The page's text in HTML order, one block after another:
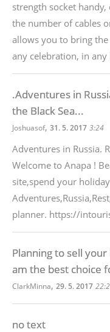
strength socket
the number of cables
allows you to bring
any celebration, in
.Adventures in
the Black Sea...
Joshuasof, 31. 5. 2017 3:24
Adventures in Russia.
Welcome to Anapa !
site,spend your
planner. https://
Planning to sell
am the best choice
ClarkMinna, 29. 5. 2017
no text